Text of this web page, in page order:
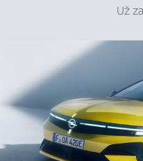
Už